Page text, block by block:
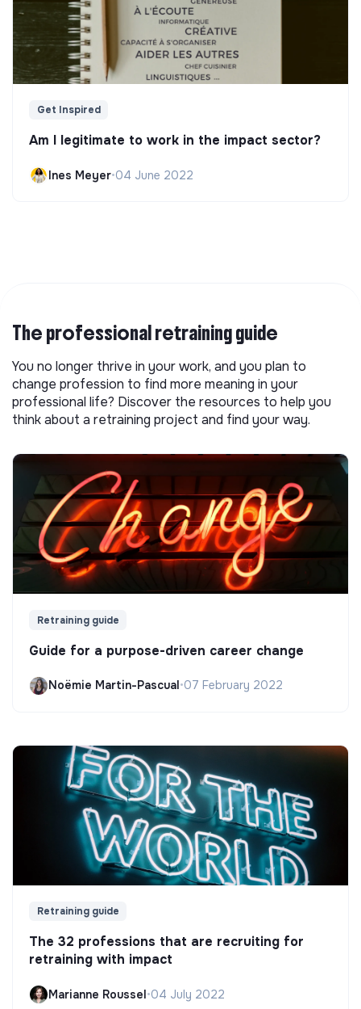
Get Inspired
Am I legitimate to work in the impact sector?
Ines Meyer•04 June 2022
The professional retraining guide
You no longer thrive in your work, and you plan to
change profession to find more meaning in your
professional life? Discover the resources to help you
think about a retraining project and find your way.
Retraining guide
Guide for a purpose-driven career change
Noëmie Martin-Pascual•07 February 2022
Retraining guide
The 32 professions that are recruiting for
retraining with impact
Marianne Roussel•04 July 2022